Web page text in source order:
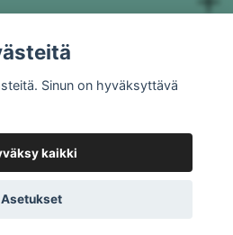
Powered by Quickbutik
Sinun on hyväksyttävä
kaikki
Asetukset